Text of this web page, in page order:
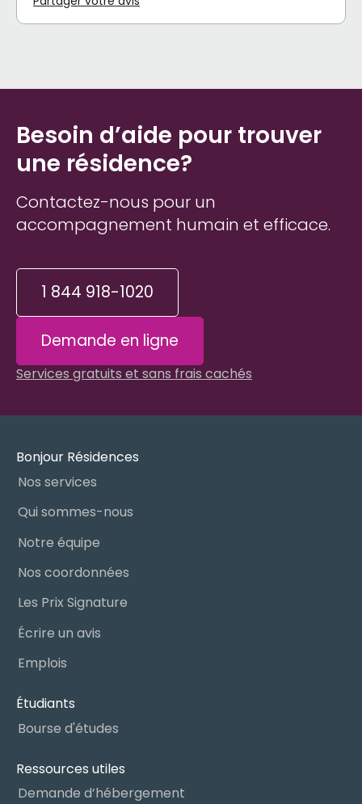
Besoin d’aide pour trouver
une résidence?
Contactez-nous pour un
accompagnement humain et efficace.
1 844 918-1020
Demande en ligne
Services gratuits et sans frais cachés
Bonjour Résidences
Nos services
Qui sommes-nous
Notre équipe
Nos coordonnées
Les Prix Signature
Écrire un avis
Emplois
Étudiants
Bourse d'études
Ressources utiles
Demande d’hébergement